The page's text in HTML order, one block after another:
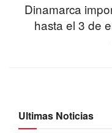
Dinamarca
hasta el 3 de
Ultimas Noticias